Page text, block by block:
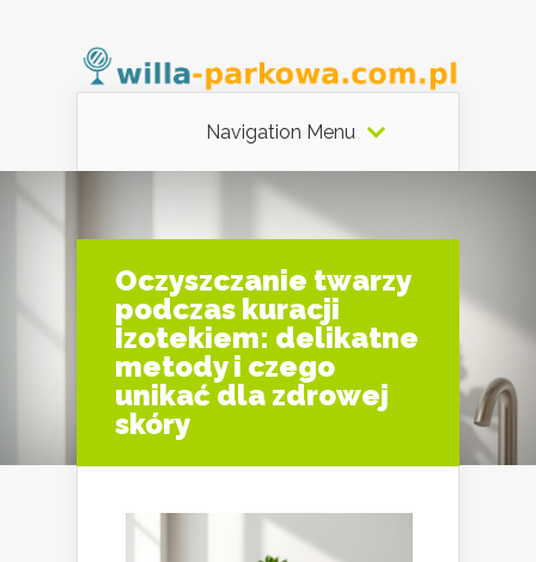
Navigation Menu
Oczyszczanie twarzy
podczas kuracji
Izotekiem: delikatne
metody i czego
unikać dla zdrowej
skóry